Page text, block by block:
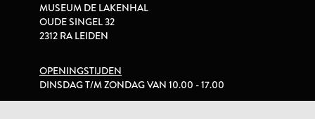
MUSEUM DE LAKENHAL
OUDE SINGEL 32
2312 RA LEIDEN
OPENINGSTIJDEN
DINSDAG T/M ZONDAG VAN 10.00 - 17.00